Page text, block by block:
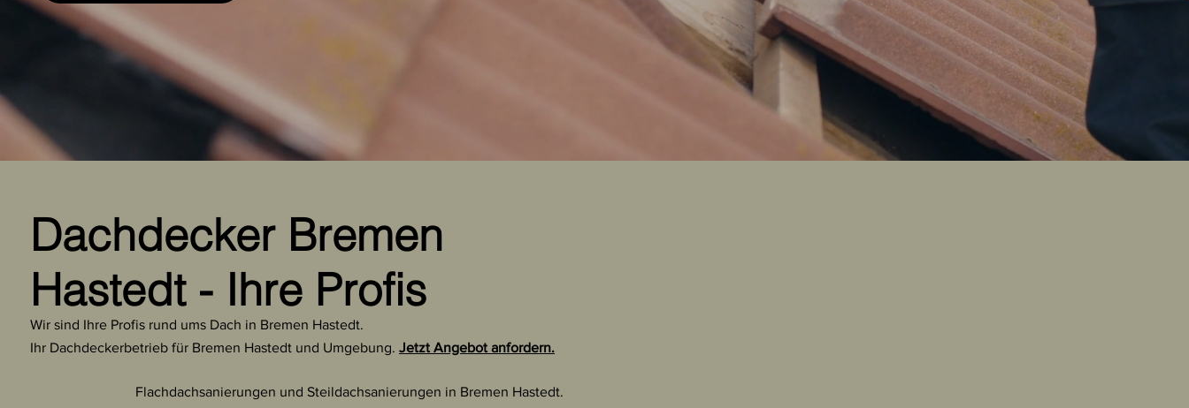
Flachdachsanierungen und Steildachsanierungen in Bremen Hastedt.
Dachdecker Bremen
Hastedt - Ihre Profis
Wir sind Ihre Profis rund ums Dach in Bremen Hastedt.
Ihr Dachdeckerbetrieb für Bremen Hastedt und Umgebung. Jetzt Angebot anfordern.